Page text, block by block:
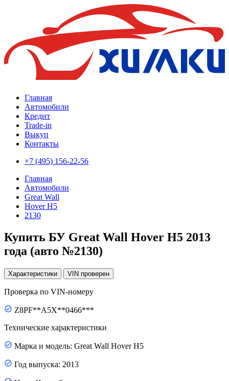
Главная
Автомобили
Кредит
Trade-in
Выкуп
Контакты
+7 (495) 156-22-56
Главная
Автомобили
Great Wall
Hover H5
2130
Купить БУ Great Wall Hover H5 2013
года (авто №2130)
Характеристики VIN проверен
Проверка по VIN-номеру
Z8PF**A5X**0466***
Технические характеристики
Марка и модель: Great Wall Hover H5
Год выпуска: 2013